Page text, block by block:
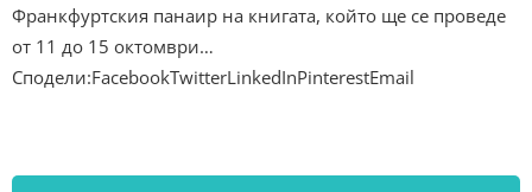
Франкфуртския панаир на книгата, който ще се проведе
от 11 до 15 октомври…
Сподели:FacebookTwitterLinkedInPinterestEmail